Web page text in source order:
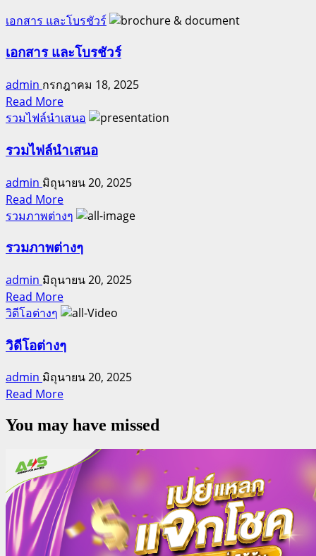
เอกสาร และโบรชัวร์
เอกสาร และโบรชัวร์
admin กรกฎาคม 18, 2025
Read MoreRead
more
เอกสาร
โบ
ร
ชัวร์
รวมไฟล์นำเสนอ
รวมไฟล์นำเสนอ
admin มิถุนายน 20, 2025
Read MoreRead
more
รวม
นำ
เสนอ
รวมภาพต่างๆ
รวมภาพต่างๆ
admin มิถุนายน 20, 2025
Read MoreRead
more
รวม
ต่างๆ
วิดีโอต่างๆ
วิดีโอต่างๆ
admin มิถุนายน 20, 2025
Read MoreRead
about
ต่างๆ
You may have missed